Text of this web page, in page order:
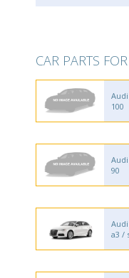
CAR PARTS
Audi
100
Audi
90
Audi
a3 /